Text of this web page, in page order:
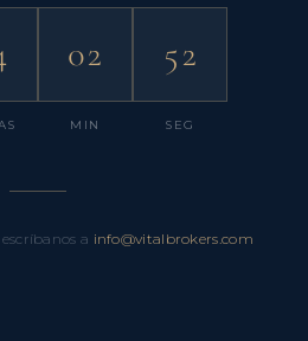
02
MIN
52
SEG
a info@vitalbrokers.com